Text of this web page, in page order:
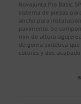
Novojunta Pro Basic
sistema de piezas
ancho para
pavimento. Se
mm de altura
de goma sintética
colores y dos